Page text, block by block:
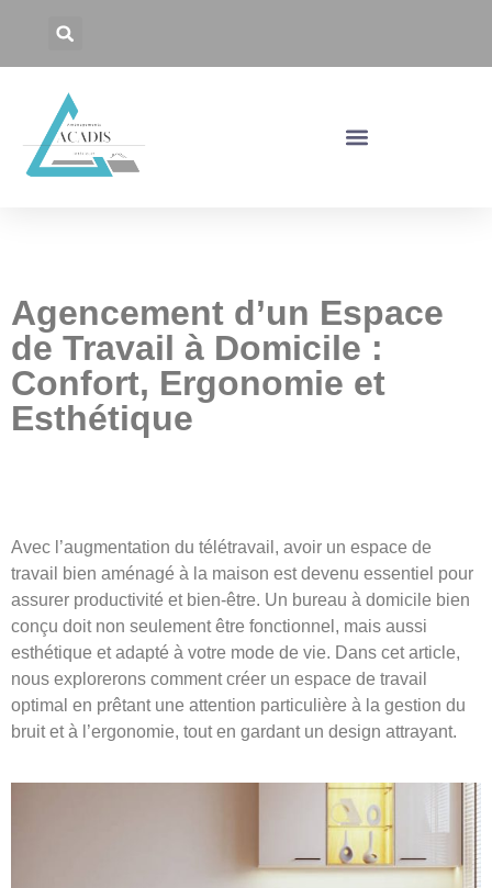
Agencement d’un Espace
de Travail à Domicile :
Confort, Ergonomie et
Esthétique
Avec l’augmentation du télétravail, avoir un espace de
travail bien aménagé à la maison est devenu essentiel pour
assurer productivité et bien-être. Un bureau à domicile bien
conçu doit non seulement être fonctionnel, mais aussi
esthétique et adapté à votre mode de vie. Dans cet article,
nous explorerons comment créer un espace de travail
optimal en prêtant une attention particulière à la gestion du
bruit et à l’ergonomie, tout en gardant un design attrayant.